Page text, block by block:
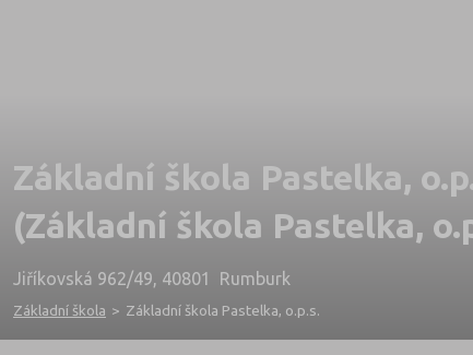
Základní škola Pastelka,
(Základní škola Pastelka,
Jiříkovská 962/49, 40801 Rumburk
Základní škola > Základní škola Pastelka, o.p.s.